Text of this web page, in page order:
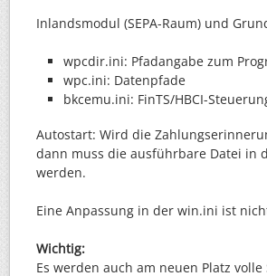
Inlandsmodul (SEPA-Raum) und
wpcdir.ini: Pfadangabe zum
wpc.ini: Datenpfade
bkcemu.ini: FinTS/HBCI-
Autostart: Wird die
dann muss die ausführbare Datei in
werden.
Eine Anpassung in der win.ini ist
Wichtig:
Es werden auch am neuen Platz